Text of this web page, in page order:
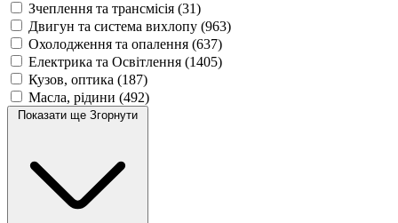
Зчеплення та трансмісія (31)
Двигун та система вихлопу (963)
Охолодження та опалення (637)
Електрика та Освітлення (1405)
Кузов, оптика (187)
Масла, рідини (492)
Показати ще Згорнути